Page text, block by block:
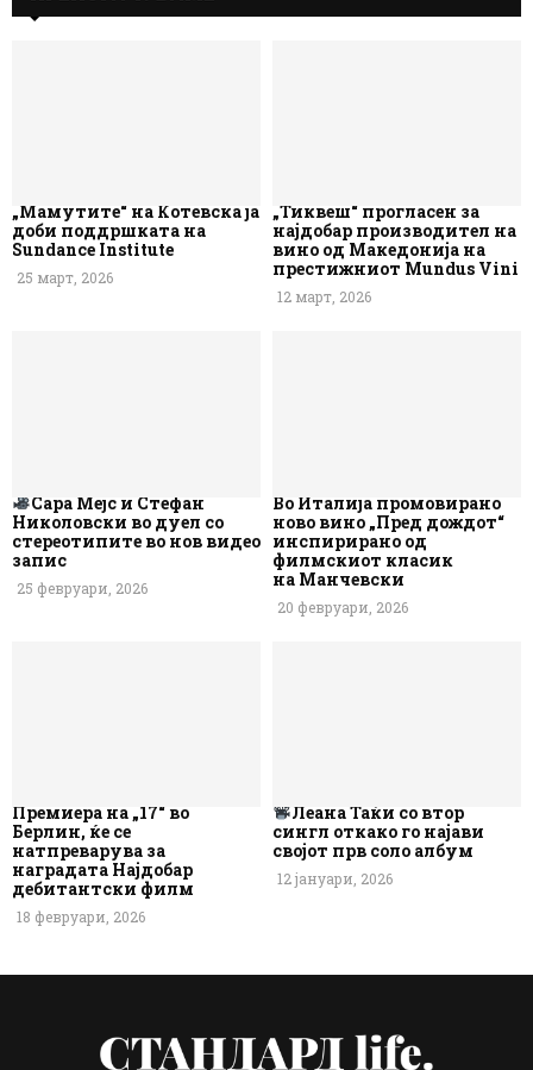
„Мамутите“ на Котевска ја
доби поддршката на
Sundance Institute
25 март, 2026
„Тиквеш“ прогласен за
најдобар производител на
вино од Македонија на
престижниот Mundus Vini
12 март, 2026
Сара Мејс и Стефан
Николовски во дуел со
стереотипите во нов видео
запис
25 февруари, 2026
Во Италија промовирано
ново вино „Пред дождот“
инспирирано од
филмскиот класик
на Манчевски
20 февруари, 2026
Премиера на „17“ во
Берлин, ќе се
натпреварува за
наградата Најдобар
дебитантски филм
18 февруари, 2026
Леана Таќи со втор
сингл откако го најави
својот прв соло албум
12 јануари, 2026